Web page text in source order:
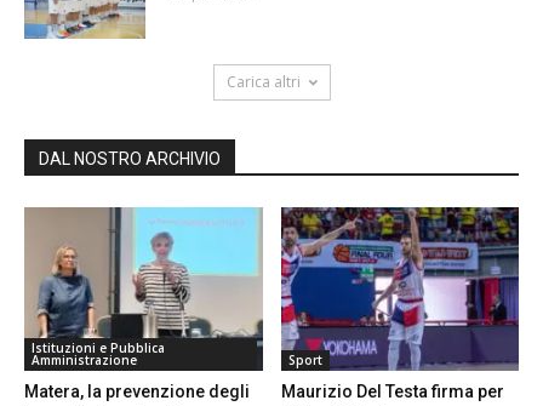
Carica altri
DAL NOSTRO ARCHIVIO
Istituzioni e Pubblica
Amministrazione
Matera, la prevenzione degli
Sport
Maurizio Del Testa firma per